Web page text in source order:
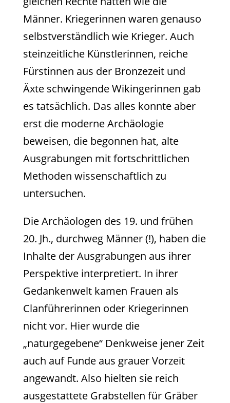
Männer. Kriegerinnen waren genauso
selbstverständlich wie Krieger. Auch
steinzeitliche Künstlerinnen, reiche
Fürstinnen aus der Bronzezeit und
Äxte schwingende Wikingerinnen gab
es tatsächlich. Das alles konnte aber
erst die moderne Archäologie
beweisen, die begonnen hat, alte
Ausgrabungen mit fortschrittlichen
Methoden wissenschaftlich zu
untersuchen.
Die Archäologen des 19. und frühen
20. Jh., durchweg Männer (!), haben die
Inhalte der Ausgrabungen aus ihrer
Perspektive interpretiert. In ihrer
Gedankenwelt kamen Frauen als
Clanführerinnen oder Kriegerinnen
nicht vor. Hier wurde die
„naturgegebene“ Denkweise jener Zeit
auch auf Funde aus grauer Vorzeit
angewandt. Also hielten sie reich
ausgestattete Grabstellen für Gräber